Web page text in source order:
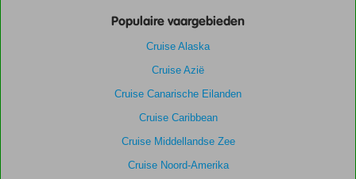
Populaire vaargebieden
Cruise Alaska
Cruise Azië
Cruise Canarische Eilanden
Cruise Caribbean
Cruise Middellandse Zee
Cruise Noord-Amerika